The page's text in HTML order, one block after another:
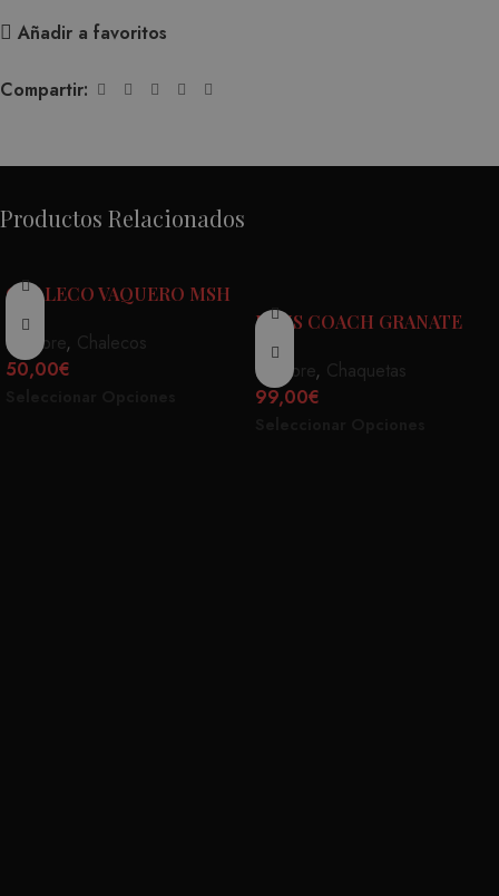
Añadir a favoritos
Compartir:
Productos Relacionados
CHALECO VAQUERO MSH
Hombre, Chalecos
50,00€
DEUS COACH GRANATE
Hombre, Chaquetas
99,00€